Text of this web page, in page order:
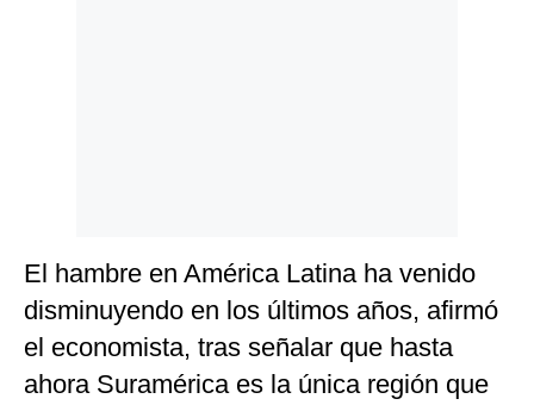
El hambre en América Latina ha venido
disminuyendo en los últimos años, afirmó
el economista, tras señalar que hasta
ahora Suramérica es la única región que